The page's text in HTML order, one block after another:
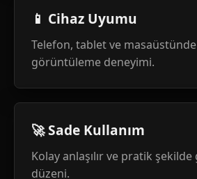
📱 Cihaz Uyumu
Telefon, tablet ve
görüntüleme deneyimi.
🚀 Sade Kullanım
Kolay anlaşılır ve pratik
düzeni.